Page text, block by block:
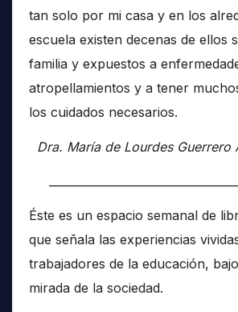
tan solo por mi casa y en los
escuela existen decenas de ellos
familia y expuestos a
atropellamientos y a tener
los cuidados necesarios.
Dra. María de Lourdes Guerrero
Éste es un espacio semanal de
que señala las experiencias
trabajadores de la educación,
mirada de la sociedad.